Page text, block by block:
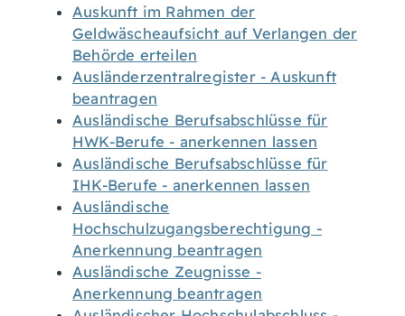
Auskunft im Rahmen der
Geldwäscheaufsicht auf Verlangen der
Behörde erteilen
Ausländerzentralregister - Auskunft
beantragen
Ausländische Berufsabschlüsse für
HWK-Berufe - anerkennen lassen
Ausländische Berufsabschlüsse für
IHK-Berufe - anerkennen lassen
Ausländische
Hochschulzugangsberechtigung -
Anerkennung beantragen
Ausländische Zeugnisse -
Anerkennung beantragen